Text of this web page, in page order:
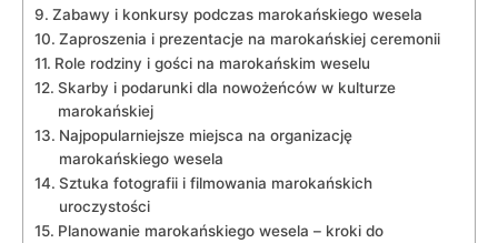
Zabawy⁤ i konkursy podczas marokańskiego ​wesela
Zaproszenia i prezentacje na marokańskiej⁤ ceremonii
Role ‌rodziny ‍i gości na marokańskim​ weselu
Skarby ‌i podarunki ‌dla nowożeńców w kulturze
marokańskiej
Najpopularniejsze miejsca na organizację
marokańskiego wesela
Sztuka fotografii i filmowania ​marokańskich
uroczystości
Planowanie marokańskiego wesela – ‍kroki do